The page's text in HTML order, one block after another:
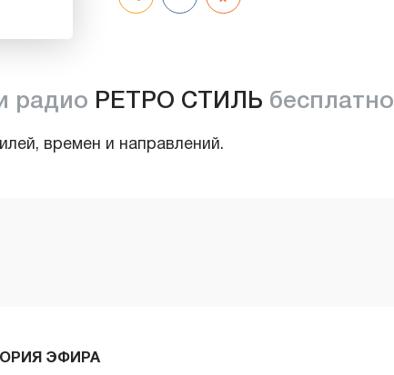
радио РЕТРО СТИЛЬ бесплатно
времен и направлений.
ЭФИРА